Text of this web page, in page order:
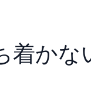
着か